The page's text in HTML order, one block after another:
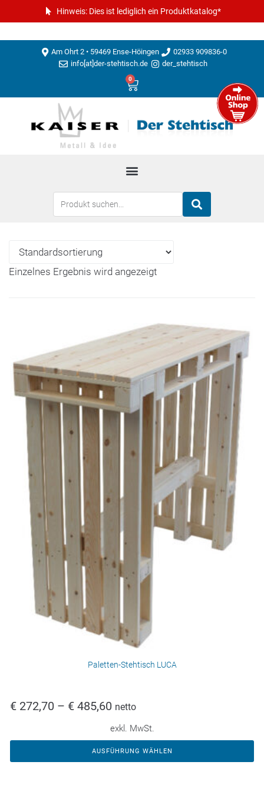
Hinweis: Dies ist lediglich ein Produktkatalog*
Am Ohrt 2 • 59469 Ense-Höingen
02933 909836-0
info[at]der-stehtisch.de
der_stehtisch
0
Einzelnes Ergebnis wird angezeigt
Paletten-Stehtisch LUCA
€ 272,70 – € 485,60 netto
exkl. MwSt.
AUSFÜHRUNG WÄHLEN